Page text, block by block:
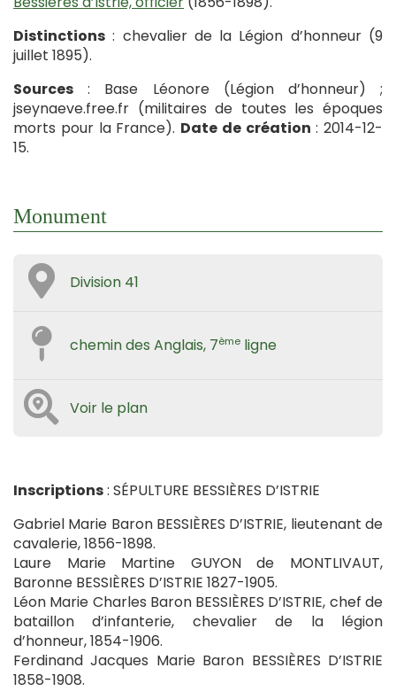
Distinctions : chevalier de la Légion d’honneur (9
juillet 1895).
Sources : Base Léonore (Légion d’honneur) ;
jseynaeve.free.fr (militaires de toutes les époques
morts pour la France). Date de création : 2014-12-
15.
Monument
Division 41
chemin des Anglais, 7ème ligne
Voir le plan
Inscriptions: SÉPULTURE BESSIÈRES D’ISTRIE
Gabriel Marie Baron BESSIÈRES D’ISTRIE, lieutenant de
cavalerie, 1856-1898.
Laure Marie Martine GUYON de MONTLIVAUT,
Baronne BESSIÈRES D’ISTRIE 1827-1905.
Léon Marie Charles Baron BESSIÈRES D’ISTRIE, chef de
bataillon d’infanterie, chevalier de la légion
d’honneur, 1854-1906.
Ferdinand Jacques Marie Baron BESSIÈRES D’ISTRIE
1858-1908.